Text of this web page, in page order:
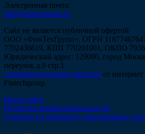
Электронная почта:
info@fintechgroup.ru
Сайт не является публичной офертой
ООО «ФинТехГрупп», ОГРН
7702436619, КПП 770201001, ОКПО
Юридический адрес: 129090, город
переулок д.9 стр.1
Стоматологические запчасти от интернет
Fintechgroup.
Карта сайта
Политика конфиденциальности
Согласие на обработку персональных